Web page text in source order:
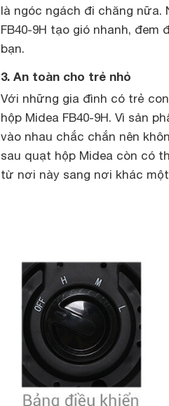
là ngóc ngách đi chăng nữa.
FB40-9H tạo gió nhanh,
bạn.
3. An toàn cho trẻ nhỏ
Với những gia đình có trẻ
hộp Midea FB40-9H. Vì sản
vào nhau chắc chắn nên
sau quạt hộp Midea còn có
từ nơi này sang nơi khác